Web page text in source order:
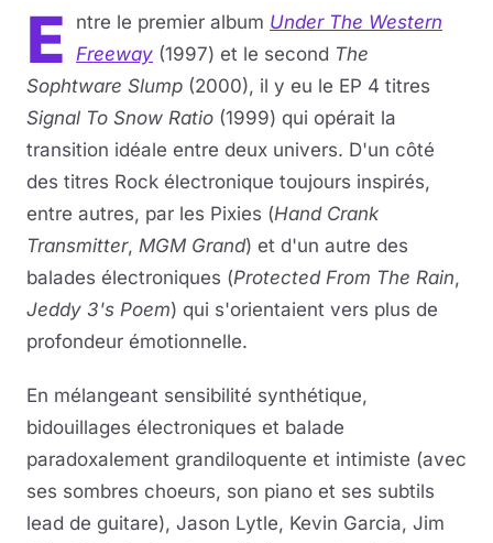
E ntre le premier album Under The Western
Freeway (1997) et le second The
Sophtware Slump (2000), il y eu le EP 4 titres
Signal To Snow Ratio (1999) qui opérait la
transition idéale entre deux univers. D'un côté
des titres Rock électronique toujours inspirés,
entre autres, par les Pixies (Hand Crank
Transmitter, MGM Grand) et d'un autre des
balades électroniques (Protected From The Rain,
Jeddy 3's Poem) qui s'orientaient vers plus de
profondeur émotionnelle.
En mélangeant sensibilité synthétique,
bidouillages électroniques et balade
paradoxalement grandiloquente et intimiste (avec
ses sombres choeurs, son piano et ses subtils
lead de guitare), Jason Lytle, Kevin Garcia, Jim